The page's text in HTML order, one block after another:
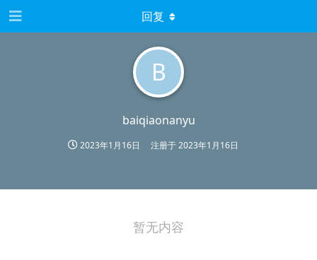
B
baiqiaonanyu
2023年1月16日 注册于2023年1月16日
回复
暂无内容